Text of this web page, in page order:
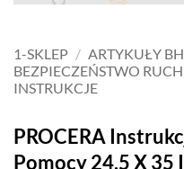
1-SKLEP / ARTYKUŁY
BEZPIECZEŃSTWO
INSTRUKCJE
PROCERA
Pomocy 24,5 X 35